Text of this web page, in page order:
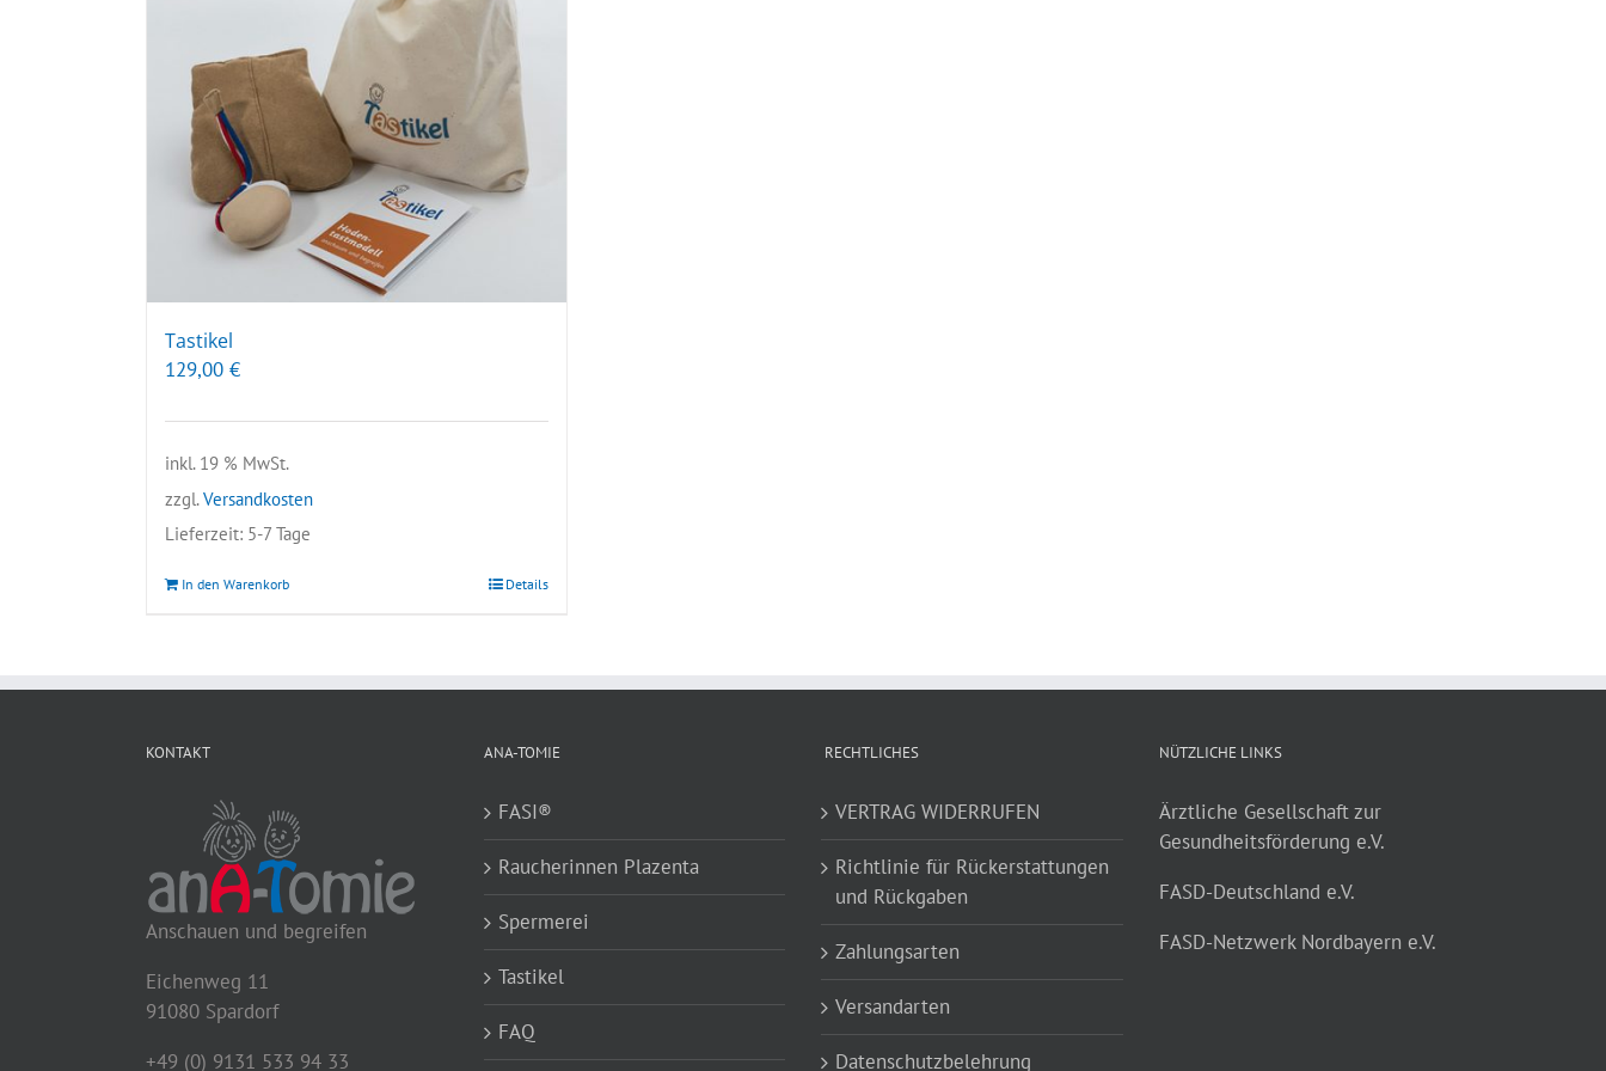
Tastikel
129,00 €
inkl. 19 % MwSt.
zzgl.Versandkosten
Lieferzeit: 5-7 Tage
In den Warenkorb Details
KONTAKT
Anschauen und begreifen
Eichenweg 11
91080 Spardorf
+49 (0) 9131 533 94 33
ANA-TOMIE
FASI®
Raucherinnen Plazenta
Spermerei
Tastikel
FAQ
RECHTLICHES
VERTRAG WIDERRUFEN
Richtlinie für Rückerstattungen
und Rückgaben
Zahlungsarten
Versandarten
Datenschutzbelehrung
NÜTZLICHE LINKS
Ärztliche Gesellschaft zur
Gesundheitsförderung e.V.
FASD-Deutschland e.V.
FASD-Netzwerk Nordbayern e.V.